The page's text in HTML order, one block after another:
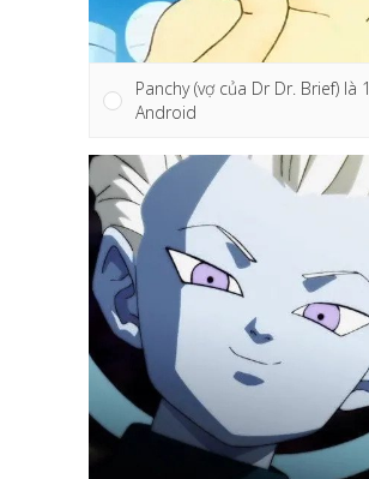
Panchy (vợ của Dr Dr. Brief) là 1
Android